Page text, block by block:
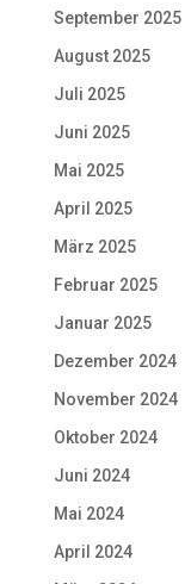
September 2025
August 2025
Juli 2025
Juni 2025
Mai 2025
April 2025
März 2025
Februar 2025
Januar 2025
Dezember 2024
November 2024
Oktober 2024
Juni 2024
Mai 2024
April 2024